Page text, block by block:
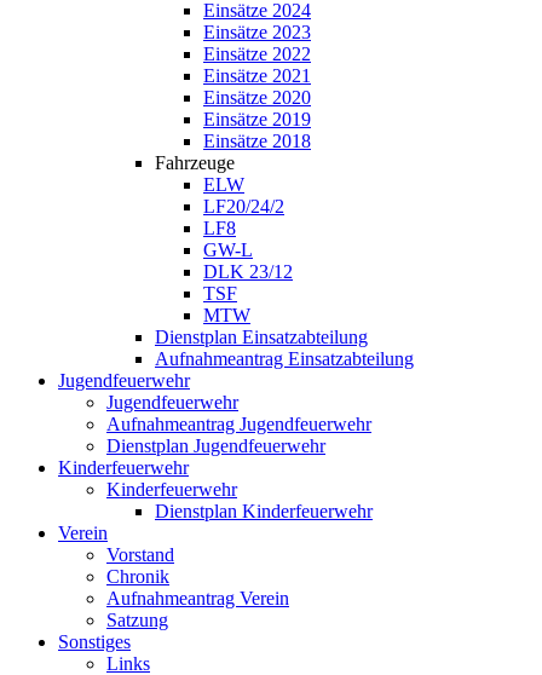
Einsätze 2024
Einsätze 2023
Einsätze 2022
Einsätze 2021
Einsätze 2020
Einsätze 2019
Einsätze 2018
Fahrzeuge
ELW
LF20/24/2
LF8
GW-L
DLK 23/12
TSF
MTW
Dienstplan Einsatzabteilung
Aufnahmeantrag Einsatzabteilung
Jugendfeuerwehr
Jugendfeuerwehr
Aufnahmeantrag Jugendfeuerwehr
Dienstplan Jugendfeuerwehr
Kinderfeuerwehr
Kinderfeuerwehr
Dienstplan Kinderfeuerwehr
Verein
Vorstand
Chronik
Aufnahmeantrag Verein
Satzung
Sonstiges
Links